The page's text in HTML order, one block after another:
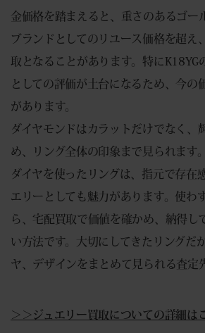
金価格を踏まえると、重さのあるゴー
ブランドとしてのリユース価格を超え
取となることがあります。特にK18YG
としての評価が土台になるため、今の
があります。
ダイヤモンドはカラットだけでなく、
め、リング全体の印象まで見られま
ダイヤを使ったリングは、指元で存在
エリーとしても魅力があります。使わ
ら、宅配買取で価値を確かめ、納得し
い方法です。大切にしてきたリングだ
ヤ、デザインをまとめて見られる査定
＞＞ジュエリー買取についての詳細は